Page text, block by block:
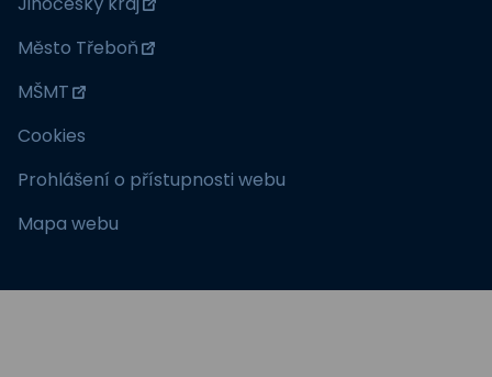
Město Třeboň
MŠMT
Cookies
Prohlášení o přístupnosti webu
Mapa webu